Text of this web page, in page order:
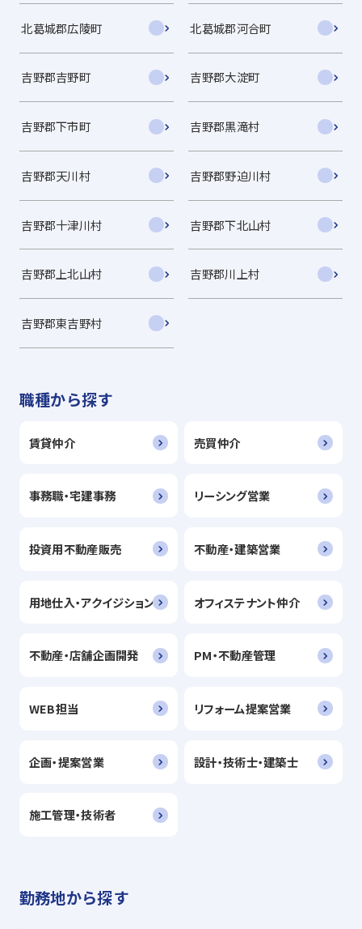
北葛城郡広陵町 北葛城郡河合町
吉野郡吉野町 吉野郡大淀町
吉野郡下市町 吉野郡黒滝村
吉野郡天川村 吉野郡野迫川村
吉野郡十津川村 吉野郡下北山村
吉野郡上北山村 吉野郡川上村
吉野郡東吉野村
職種から探す
賃貸仲介 売買仲介
事務職・宅建事務 リーシング営業
投資用不動産販売 不動産・建築営業
用地仕入・アクイジション オフィステナント仲介
不動産・店舗企画開発 PM・不動産管理
WEB担当 リフォーム提案営業
企画・提案営業 設計・技術士・建築士
施工管理・技術者
勤務地から探す